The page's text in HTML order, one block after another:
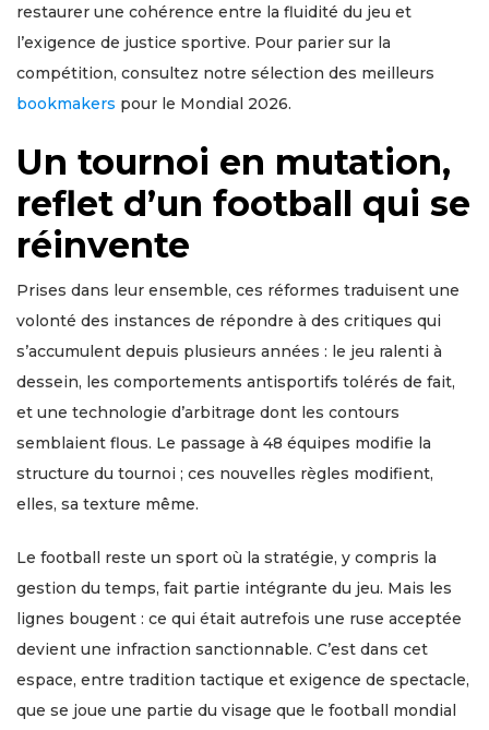
restaurer une cohérence entre la fluidité du jeu et
l’exigence de justice sportive. Pour parier sur la
compétition, consultez notre sélection des meilleurs
bookmakers pour le Mondial 2026.
Un tournoi en mutation,
reflet d’un football qui se
réinvente
Prises dans leur ensemble, ces réformes traduisent une
volonté des instances de répondre à des critiques qui
s’accumulent depuis plusieurs années : le jeu ralenti à
dessein, les comportements antisportifs tolérés de fait,
et une technologie d’arbitrage dont les contours
semblaient flous. Le passage à 48 équipes modifie la
structure du tournoi ; ces nouvelles règles modifient,
elles, sa texture même.
Le football reste un sport où la stratégie, y compris la
gestion du temps, fait partie intégrante du jeu. Mais les
lignes bougent : ce qui était autrefois une ruse acceptée
devient une infraction sanctionnable. C’est dans cet
espace, entre tradition tactique et exigence de spectacle,
que se joue une partie du visage que le football mondial